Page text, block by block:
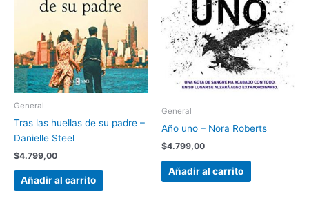
General
Tras las huellas de su padre –
Danielle Steel
$4.799,00
Añadir al carrito
General
Año uno – Nora Roberts
$4.799,00
Añadir al carrito